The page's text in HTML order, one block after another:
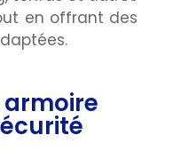
en offrant des